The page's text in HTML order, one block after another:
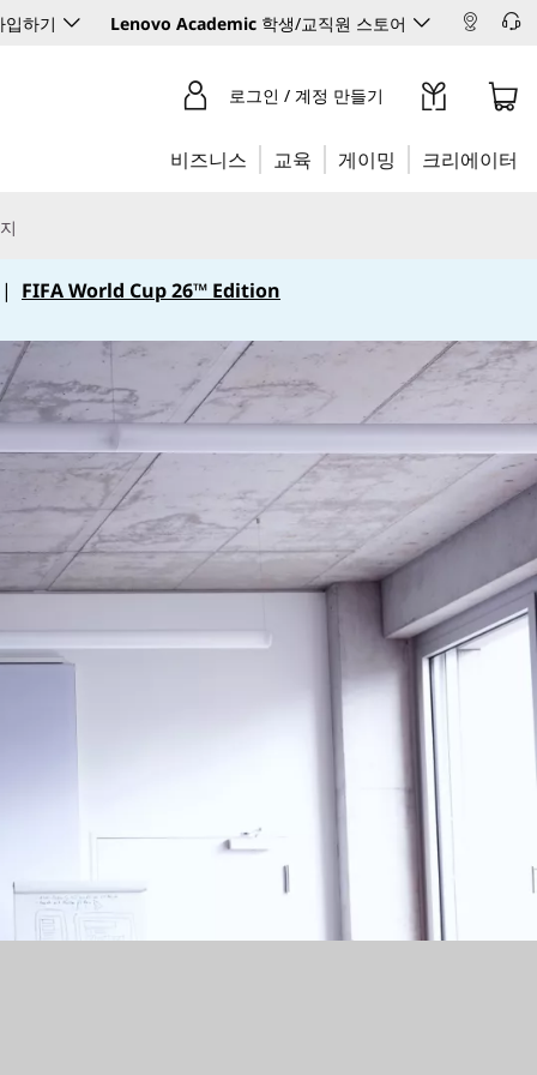
하기 Lenovo Academic 학생/교직원 스토어
로그인 / 계정 만들기
비즈니스 교육 게이밍 크리에이터
FIFA World Cup 26™ Edition